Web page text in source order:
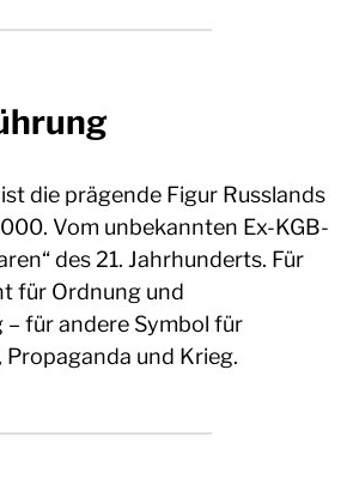
die prägende Figur Russlands
Vom unbekannten Ex-KGB-
des 21. Jahrhunderts. Für
für Ordnung und
für andere Symbol für
und Krieg.